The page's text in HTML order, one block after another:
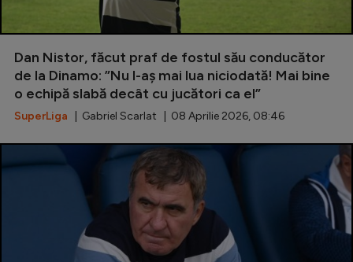
Dan Nistor, făcut praf de fostul său conducător
de la Dinamo: ”Nu l-aș mai lua niciodată! Mai bine
o echipă slabă decât cu jucători ca el”
SuperLiga | Gabriel Scarlat | 08 Aprilie 2026, 08:46